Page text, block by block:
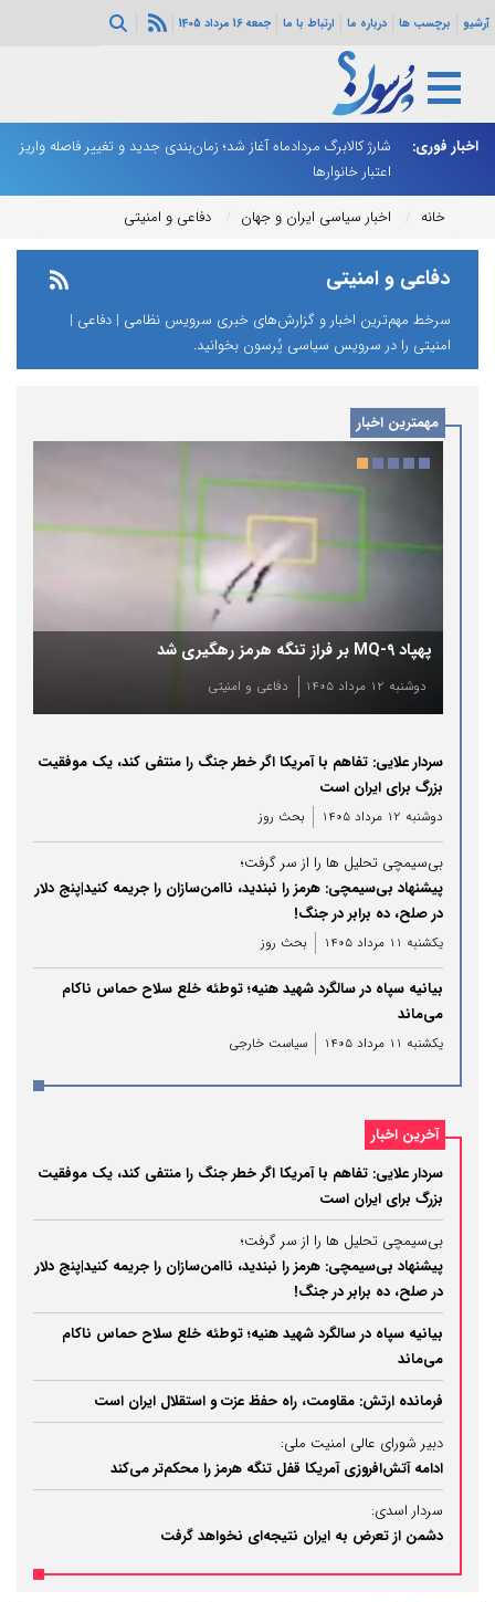
آرشیو برچسب ها درباره ما ارتباط با ما جمعه 16 مرداد 1405
اخبار فوری:
هرمز ادامه
شارژ کالابرگ مردادماه آغاز شد؛ زمان‌بندی جدید و تغییر فاصله واریز
اعتبار خانوارها
خانه
اخبار سیاسی ایران و جهان دفاعی و امنیتی
دفاعی و امنیتی
سرخط مهم‌ترین اخبار و گزارش‌های خبری سرویس نظامی | دفاعی |
امنیتی را در سرویس سیاسی پُرسون بخوانید.
مهمترین اخبار
پهپاد MQ-9 بر فراز تنگه هرمز رهگیری شد
دوشنبه 12 مرداد 1405 دفاعی و امنیتی
سردار علایی: تفاهم با آمریکا اگر خطر جنگ را منتفی کند، یک موفقیت
بزرگ برای ایران است
دوشنبه 12 مرداد 1405 بحث روز
بی‌سیمچی تحلیل ها را از سر گرفت؛
پیشنهاد بی‌سیمچی: هرمز را نبندید، ناامن‌سازان را جریمه کنید|پنج دلار
در صلح، ده برابر در جنگ!
یکشنبه 11 مرداد 1405 بحث روز
بیانیه سپاه در سالگرد شهید هنیه؛ توطئه خلع سلاح حماس ناکام
می‌ماند
یکشنبه 11 مرداد 1405 سیاست خارجی
آخرین اخبار
سردار علایی: تفاهم با آمریکا اگر خطر جنگ را منتفی کند، یک موفقیت
بزرگ برای ایران است
بی‌سیمچی تحلیل ها را از سر گرفت؛
پیشنهاد بی‌سیمچی: هرمز را نبندید، ناامن‌سازان را جریمه کنید|پنج دلار
در صلح، ده برابر در جنگ!
بیانیه سپاه در سالگرد شهید هنیه؛ توطئه خلع سلاح حماس ناکام
می‌ماند
فرمانده ارتش: مقاومت، راه حفظ عزت و استقلال ایران است
دبیر شورای عالی امنیت ملی:
ادامه آتش‌افروزی آمریکا قفل تنگه هرمز را محکم‌تر می‌کند
سردار اسدی:
دشمن از تعرض به ایران نتیجه‌ای نخواهد گرفت